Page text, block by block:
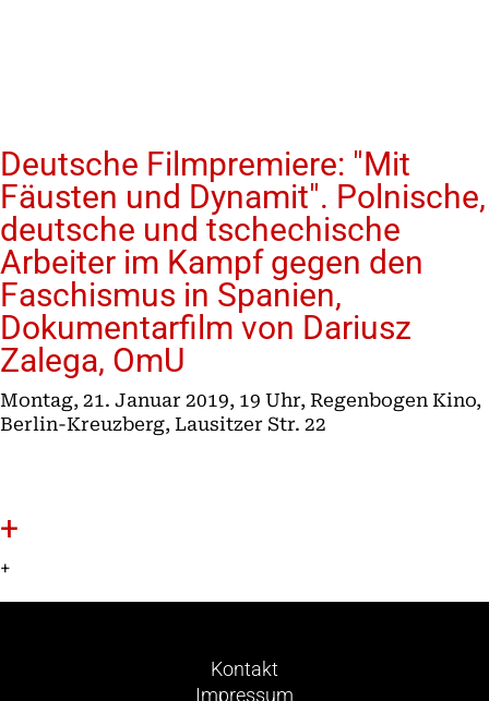
Deutsche Filmpremiere: "Mit
Fäusten und Dynamit". Polnische,
deutsche und tschechische
Arbeiter im Kampf gegen den
Faschismus in Spanien,
Dokumentarfilm von Dariusz
Zalega, OmU
Montag, 21. Januar 2019, 19 Uhr, Regenbogen Kino,
Berlin-Kreuzberg, Lausitzer Str. 22
+
+
Kontakt
Impressum